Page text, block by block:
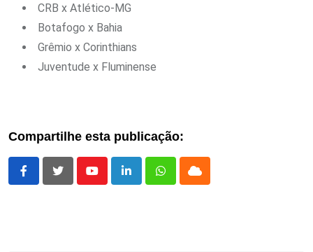
CRB x Atlético-MG
Botafogo x Bahia
Grêmio x Corinthians
Juventude x Fluminense
Compartilhe esta publicação:
YoutubeLinkedInWhatsappCloud